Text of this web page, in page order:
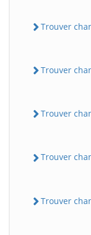
Trouver
Trouver
Trouver
Trouver
Trouver